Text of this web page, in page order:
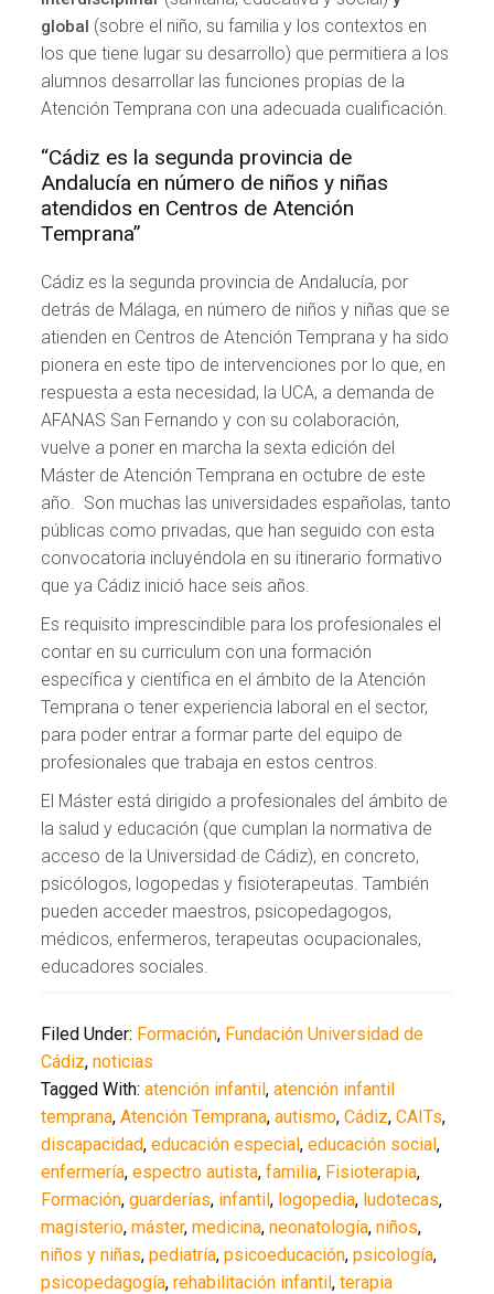
global (sobre el niño, su familia y los contextos en
los que tiene lugar su desarrollo) que permitiera a los
alumnos desarrollar las funciones propias de la
Atención Temprana con una adecuada cualificación.
“Cádiz es la segunda provincia de
Andalucía en número de niños y niñas
atendidos en Centros de Atención
Temprana”
Cádiz es la segunda provincia de Andalucía, por
detrás de Málaga, en número de niños y niñas que se
atienden en Centros de Atención Temprana y ha sido
pionera en este tipo de intervenciones por lo que, en
respuesta a esta necesidad, la UCA, a demanda de
AFANAS San Fernando y con su colaboración,
vuelve a poner en marcha la sexta edición del
Máster de Atención Temprana en octubre de este
año. Son muchas las universidades españolas, tanto
públicas como privadas, que han seguido con esta
convocatoria incluyéndola en su itinerario formativo
que ya Cádiz inició hace seis años.
Es requisito imprescindible para los profesionales el
contar en su curriculum con una formación
específica y científica en el ámbito de la Atención
Temprana o tener experiencia laboral en el sector,
para poder entrar a formar parte del equipo de
profesionales que trabaja en estos centros.
El Máster está dirigido a profesionales del ámbito de
la salud y educación (que cumplan la normativa de
acceso de la Universidad de Cádiz), en concreto,
psicólogos, logopedas y fisioterapeutas. También
pueden acceder maestros, psicopedagogos,
médicos, enfermeros, terapeutas ocupacionales,
educadores sociales.
Filed Under: Formación, Fundación Universidad de
Cádiz,noticias
Tagged With:atención infantil,atención infantil
temprana,Atención Temprana,autismo,Cádiz,CAITs,
discapacidad,educación especial,educación social,
enfermería,espectro autista,familia, Fisioterapia,
Formación,guarderías, infantil, logopedia, ludotecas,
magisterio,máster,medicina,neonatología,niños,
niños y niñas,pediatría,psicoeducación,psicología,
psicopedagogía,rehabilitación infantil,terapia